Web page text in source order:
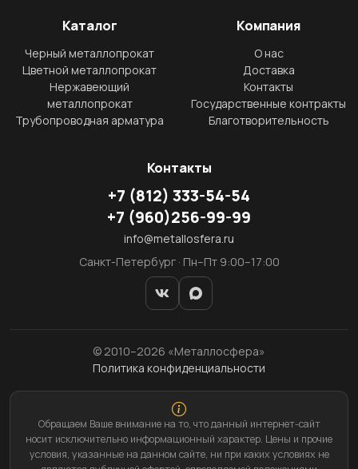
Каталог
Черный металлопрокат
Цветной металлопрокат
Нержавеющий
металлопрокат
Трубопроводная арматура
Компания
О нас
Доставка
Контакты
Государственные контракты
Благотворительность
Контакты
+7 (812) 333-54-54
+7 (960)256-99-99
info@metallosfera.ru
Санкт-Петербург · Пн–Пт 9:00–17:00
© 2010–2026 «Металлосфера»
Политика конфиденциальности
Обращаем Ваше внимание на то, что данный интернет-сайт
носит исключительно информационный характер. Цены и прочие
условия, указанные на данном сайте, ни при каких условиях не